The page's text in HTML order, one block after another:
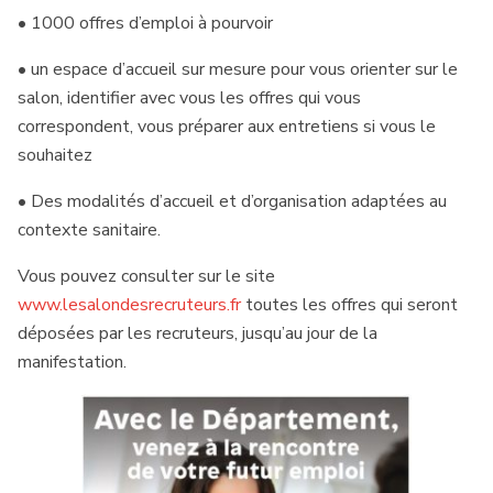
• 1000 offres d’emploi à pourvoir
• un espace d’accueil sur mesure pour vous orienter sur le
salon, identifier avec vous les offres qui vous
correspondent, vous préparer aux entretiens si vous le
souhaitez
• Des modalités d’accueil et d’organisation adaptées au
contexte sanitaire.
Vous pouvez consulter sur le site
www.lesalondesrecruteurs.frtoutes les offres qui seront
déposées par les recruteurs, jusqu’au jour de la
manifestation.